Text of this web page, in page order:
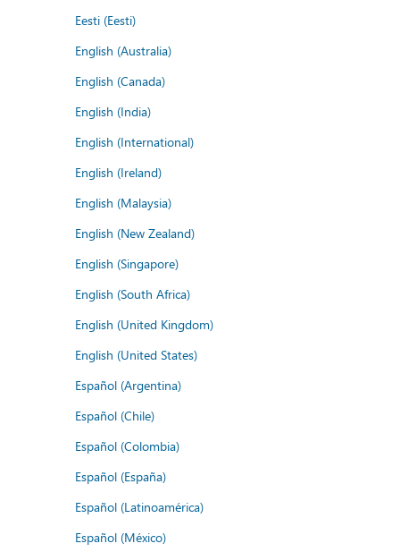
Eesti (Eesti)
English (Australia)
English (Canada)
English (India)
English (International)
English (Ireland)
English (Malaysia)
English (New Zealand)
English (Singapore)
English (South Africa)
English (United Kingdom)
English (United States)
Español (Argentina)
Español (Chile)
Español (Colombia)
Español (España)
Español (Latinoamérica)
Español (México)